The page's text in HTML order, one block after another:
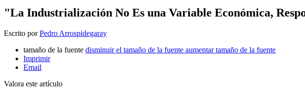
"La Industrialización No Es una Variable Económica,
Escrito porPedro Arrospidegaray
tamaño de la fuente disminuir el tamaño de la fuente aumentar tamaño de la fuente
Imprimir
Email
Valora este artículo